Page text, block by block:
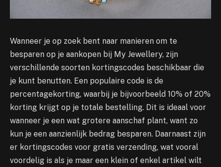
Wanneer je op zoek bent naar manieren om te
besparen op je aankopen bij My Jewellery, zijn
verschillende soorten kortingscodes beschikbaar die
je kunt benutten. Een populaire code is de
percentagekorting, waarbij je bijvoorbeeld 10% of 20%
korting krijgt op je totale bestelling. Dit is ideaal voor
wanneer je een wat grotere aanschaf plant, want zo
kun je een aanzienlijk bedrag besparen. Daarnaast zijn
er kortingscodes voor gratis verzending, wat vooral
voordelig is als je maar een klein of enkel artikel wilt